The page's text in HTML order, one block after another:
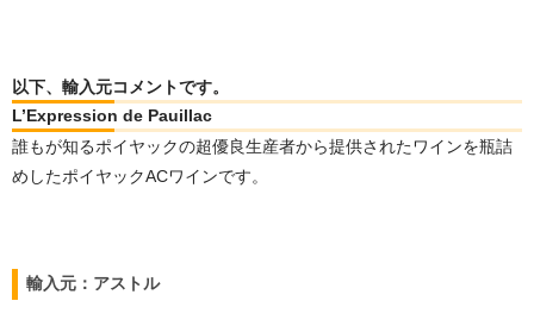
以下、輸入元コメントです。
L’Expression de Pauillac
誰もが知るポイヤックの超優良生産者から提供されたワインを瓶詰
めしたポイヤックACワインです。
輸入元：アストル